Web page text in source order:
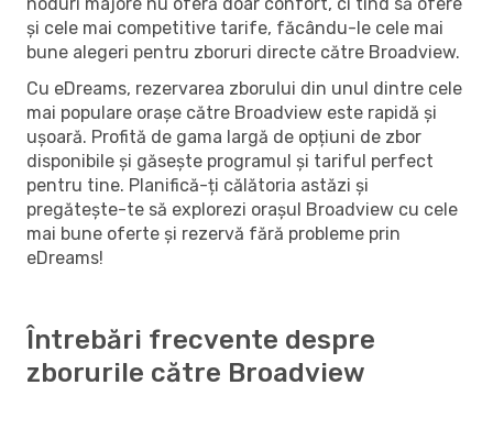
și cele mai competitive tarife, făcându-le cele mai
bune alegeri pentru zboruri directe către Broadview.
Cu eDreams, rezervarea zborului din unul dintre cele
mai populare orașe către Broadview este rapidă și
ușoară. Profită de gama largă de opțiuni de zbor
disponibile și găsește programul și tariful perfect
pentru tine. Planifică-ți călătoria astăzi și
pregătește-te să explorezi orașul Broadview cu cele
mai bune oferte și rezervă fără probleme prin
eDreams!
Întrebări frecvente despre
zborurile către Broadview